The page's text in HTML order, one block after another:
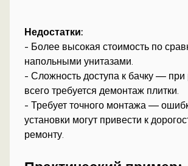
Недостатки:
- Более высокая стоимость по
напольными унитазами.
- Сложность доступа к бачку —
всего требуется демонтаж плитки.
- Требует точного монтажа —
установки могут привести к
ремонту.